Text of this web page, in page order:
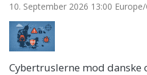
10. September 2026 13:00
Cybertruslerne mod